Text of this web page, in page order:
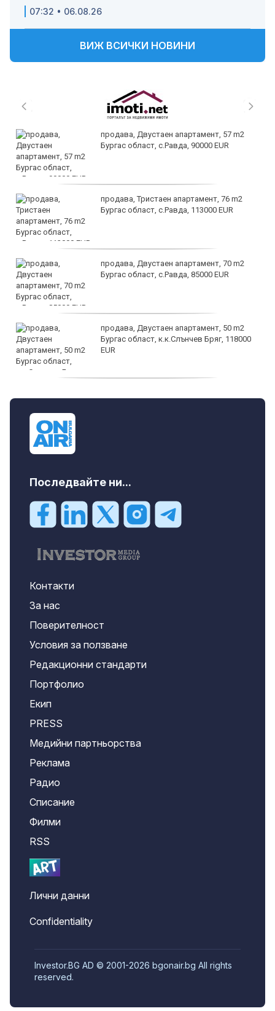
07:32 • 06.08.26
ВИЖ ВСИЧКИ НОВИНИ
продава, Двустаен апартамент, 57 m2
Бургас област, с.Равда, 90000 EUR
продава, Тристаен апартамент, 76 m2
Бургас област, с.Равда, 113000 EUR
продава, Двустаен апартамент, 70 m2
Бургас област, с.Равда, 85000 EUR
продава, Двустаен апартамент, 50 m2
Бургас област, к.к.Слънчев Бряг, 118000
EUR
Последвайте ни...
Контакти
За нас
Поверителност
Условия за ползване
Редакционни стандарти
Портфолио
Екип
PRESS
Медийни партньорства
Реклама
Радио
Списание
Филми
RSS
Лични данни
Confidentiality
Investor.BG AD © 2001-2026 bgonair.bg All rights
reserved.